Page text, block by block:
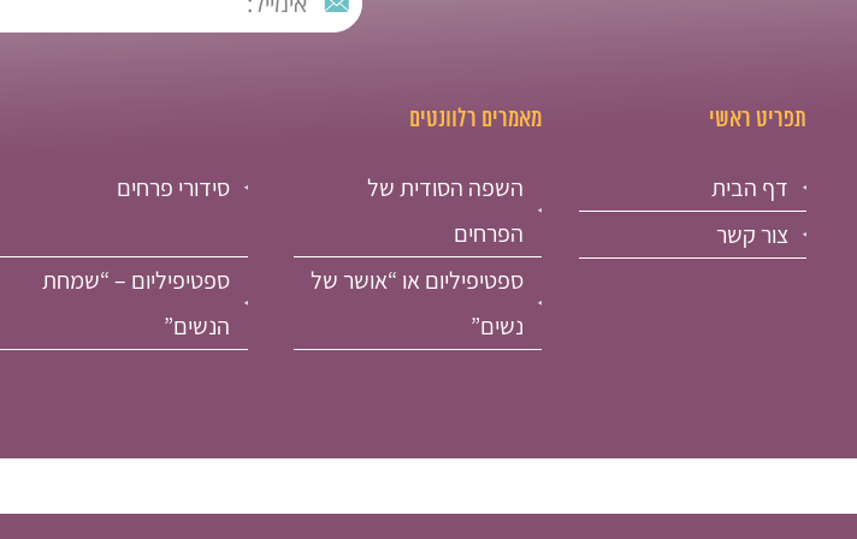
תפריט ראשי
דף הבית
צור קשר
מאמרים רלוונטים
השפה הסודית של
הפרחים
סידורי פרחים
ספטיפיליום או “אושר של
נשים”
ספטיפיליום – “שמחת
הנשים”